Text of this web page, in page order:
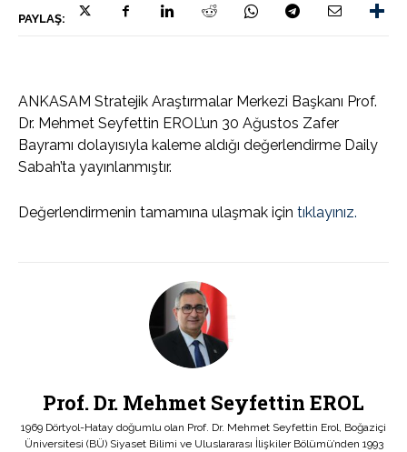
PAYLAŞ:
ANKASAM Stratejik Araştırmalar Merkezi Başkanı Prof.
Dr. Mehmet Seyfettin EROL’un 30 Ağustos Zafer
Bayramı dolayısıyla kaleme aldığı değerlendirme Daily
Sabah’ta yayınlanmıştır.
Değerlendirmenin tamamına ulaşmak için tıklayınız.
Prof. Dr. Mehmet Seyfettin EROL
1969 Dörtyol-Hatay doğumlu olan Prof. Dr. Mehmet Seyfettin Erol, Boğaziçi
Üniversitesi (BÜ) Siyaset Bilimi ve Uluslararası İlişkiler Bölümü’nden 1993